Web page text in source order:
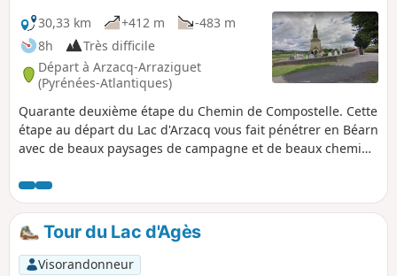
30,33 km
+412 m
-483 m
8h
Très difficile
Départ à Arzacq-Arraziguet
(Pyrénées-Atlantiques)
Quarante deuxième étape du Chemin de Compostelle. Cette
étape au départ du Lac d'Arzacq vous fait pénétrer en Béarn
avec de beaux paysages de campagne et de beaux chemins
Tour du Lac d'Agès
Visorandonneur